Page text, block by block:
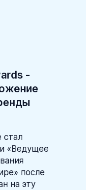
-
стал
«Ведущее
после
на эту